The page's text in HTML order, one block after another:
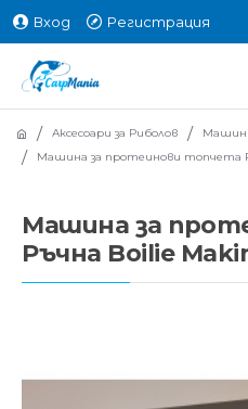
Вход Регистрация
Аксесоари за Риболов
Машина за протеинови топчета
Машина за
Ръчна Boilie